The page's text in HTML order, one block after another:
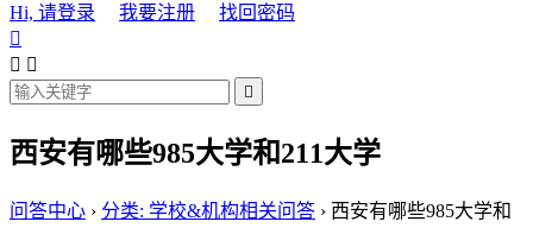
Hi, 请登录 我要注册
找回密码

 

西安有哪些985大学和211大学
问答中心 › 分类: 学校&机构相关问答 › 西安有哪些985大学和